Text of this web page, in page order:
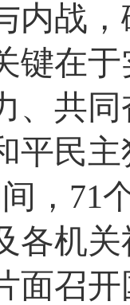
内战
键在
、共
平民
，71
各机
面召